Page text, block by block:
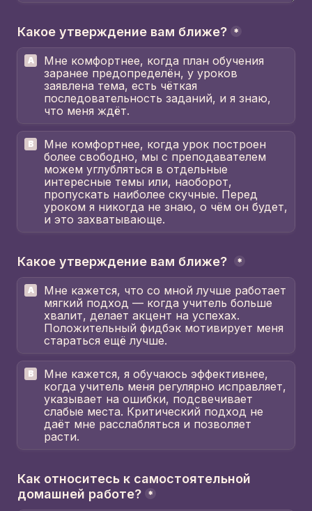
Какое утверждение вам ближе? *
A
Мне комфортнее, когда план обучения
заранее предопределён, у уроков
заявлена тема, есть чёткая
последовательность заданий, и я знаю,
что меня ждёт.
B
Мне комфортнее, когда урок построен
более свободно, мы с преподавателем
можем углубляться в отдельные
интересные темы или, наоборот,
пропускать наиболее скучные. Перед
уроком я никогда не знаю, о чём он будет,
и это захватывающе.
Какое утверждение вам ближе? *
A
Мне кажется, что со мной лучше работает
мягкий подход — когда учитель больше
хвалит, делает акцент на успехах.
Положительный фидбэк мотивирует меня
стараться ещё лучше.
B
Мне кажется, я обучаюсь эффективнее,
когда учитель меня регулярно исправляет,
указывает на ошибки, подсвечивает
слабые места. Критический подход не
даёт мне расслабляться и позволяет
расти.
Как относитесь к самостоятельной
домашней работе? *